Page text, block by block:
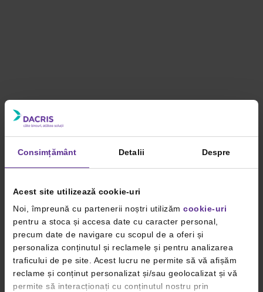
Consimțământ Detalii Despre
Acest site utilizează cookie-uri
Noi, împreună cu partenerii noștri utilizăm cookie-uri
pentru a stoca și accesa date cu caracter personal,
precum date de navigare cu scopul de a oferi și
personaliza conținutul și reclamele și pentru analizarea
traficului de pe site. Acest lucru ne permite să vă afișăm
reclame și conținut personalizat și/sau geolocalizat și vă
permite să interacționați cu conținutul nostru prin